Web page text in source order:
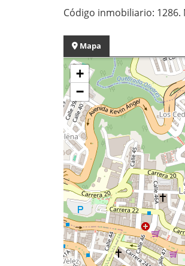
Código inmobiliario: 1286.
Mapa
+
−